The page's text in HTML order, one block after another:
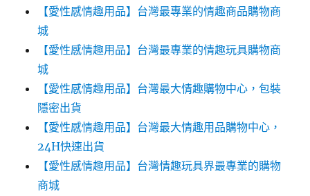
【愛性感情趣用品】台灣最專業的情趣商品購物商
城
【愛性感情趣用品】台灣最專業的情趣玩具購物商
城
【愛性感情趣用品】台灣最大情趣購物中心，包裝
隱密出貨
【愛性感情趣用品】台灣最大情趣用品購物中心，
24H快速出貨
【愛性感情趣用品】台灣情趣玩具界最專業的購物
商城